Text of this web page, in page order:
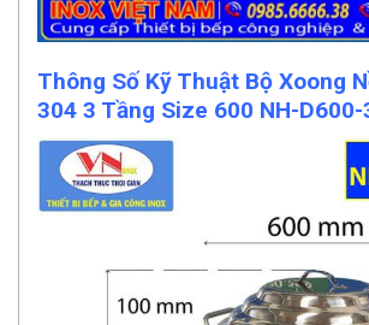
Thông Số Kỹ Thuật Bộ Xoong
304 3 Tầng Size 600 NH-D600-